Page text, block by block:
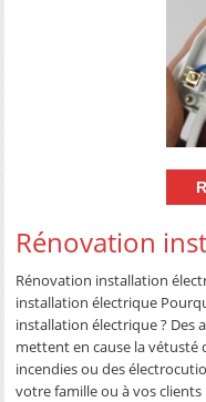
Rénovation
Rénovation installation
installation électrique
installation électrique ? Des
mettent en cause la vétusté
incendies ou des
votre famille ou à vos